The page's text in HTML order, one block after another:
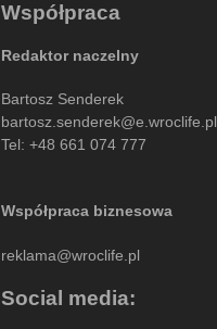
Współpraca
Redaktor naczelny
Bartosz Senderek
bartosz.senderek@e.wroclife.pl
Tel: +48 661 074 777
Współpraca biznesowa
reklama@wroclife.pl
Social media: